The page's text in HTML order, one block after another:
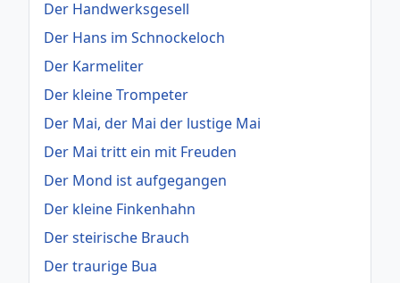
Der Handwerksgesell
Der Hans im Schnockeloch
Der Karmeliter
Der kleine Trompeter
Der Mai, der Mai der lustige Mai
Der Mai tritt ein mit Freuden
Der Mond ist aufgegangen
Der kleine Finkenhahn
Der steirische Brauch
Der traurige Bua